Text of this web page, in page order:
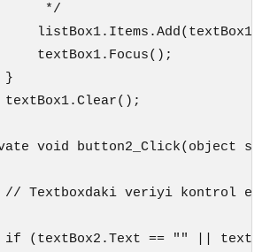
*/
textBox1.Focus();
}
void button2_Click(object
// Textboxdaki veriyi kontrol
if (textBox2.Text == "" ||